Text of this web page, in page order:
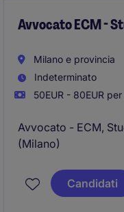
Avvocato ECM -
Milano e provincia
Indeterminato
50EUR - 80EUR
Avvocato - ECM,
(Milano)
Candidati